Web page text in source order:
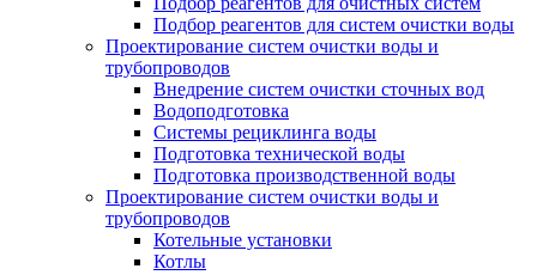
Подбор реагентов для систем очистки воды
Проектирование систем очистки воды и
трубопроводов
Внедрение систем очистки сточных вод
Водоподготовка
Системы рециклинга воды
Подготовка технической воды
Подготовка производственной воды
Проектирование систем очистки воды и
трубопроводов
Котельные установки
Котлы